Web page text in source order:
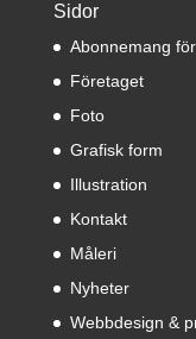
Sidor
Abonnemang
Företaget
Foto
Grafisk form
Illustration
Kontakt
Måleri
Nyheter
Webbdesign &